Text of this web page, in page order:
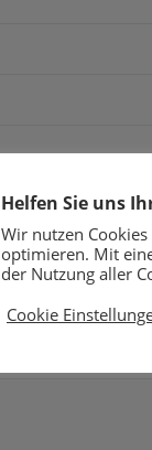
Helfen Sie uns
Wir nutzen
optimieren. Mit
der Nutzung aller
Cookie